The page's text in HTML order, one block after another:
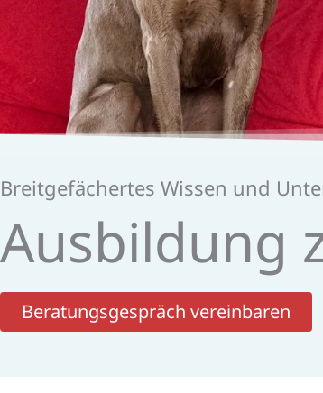
Breitgefächertes Wissen und
Ausbildung
Beratungsgespräch vereinbaren